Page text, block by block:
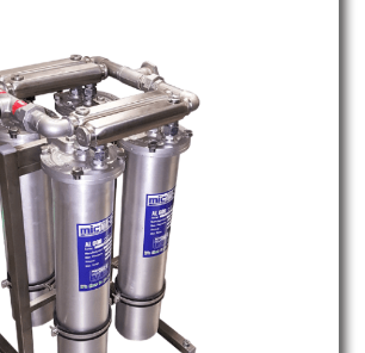
MICFIL AL600 QUAD